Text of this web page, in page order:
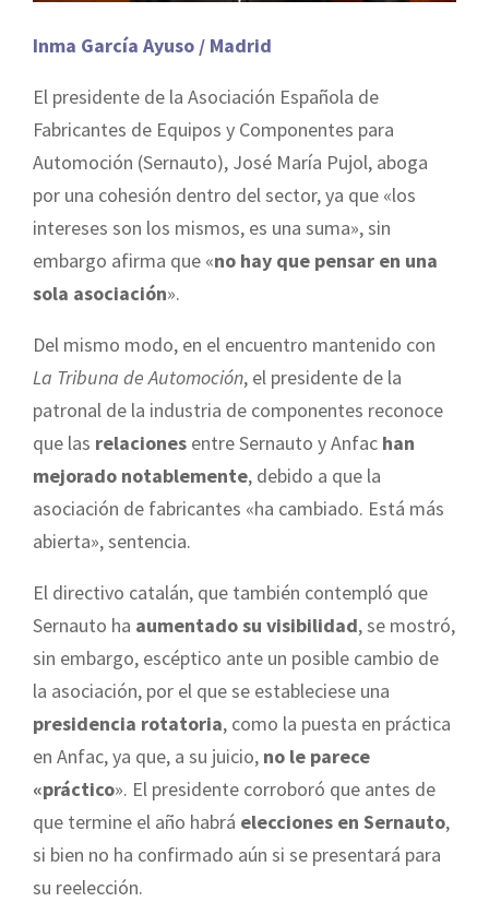
Inma García Ayuso / Madrid
El presidente de la Asociación Española de
Fabricantes de Equipos y Componentes para
Automoción (Sernauto), José María Pujol, aboga
por una cohesión dentro del sector, ya que «los
intereses son los mismos, es una suma», sin
embargo afirma que «no hay que pensar en una
sola asociación».
Del mismo modo, en el encuentro mantenido con
La Tribuna de Automoción, el presidente de la
patronal de la industria de componentes reconoce
que las relaciones entre Sernauto y Anfac han
mejorado notablemente, debido a que la
asociación de fabricantes «ha cambiado. Está más
abierta», sentencia.
El directivo catalán, que también contempló que
Sernauto ha aumentado su visibilidad, se mostró,
sin embargo, escéptico ante un posible cambio de
la asociación, por el que se estableciese una
presidencia rotatoria, como la puesta en práctica
en Anfac, ya que, a su juicio, no le parece
«práctico». El presidente corroboró que antes de
que termine el año habrá elecciones en Sernauto,
si bien no ha confirmado aún si se presentará para
su reelección.